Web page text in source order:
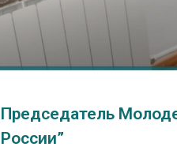
Председатель
России”